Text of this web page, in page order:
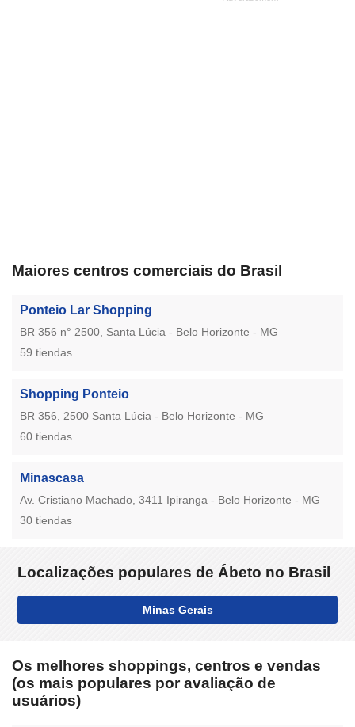
Maiores centros comerciais do Brasil
Ponteio Lar Shopping
BR 356 n° 2500, Santa Lúcia - Belo Horizonte - MG
59 tiendas
Shopping Ponteio
BR 356, 2500 Santa Lúcia - Belo Horizonte - MG
60 tiendas
Minascasa
Av. Cristiano Machado, 3411 Ipiranga - Belo Horizonte - MG
30 tiendas
Localizações populares de Ábeto no Brasil
Minas Gerais
Os melhores shoppings, centros e vendas
(os mais populares por avaliação de
usuários)